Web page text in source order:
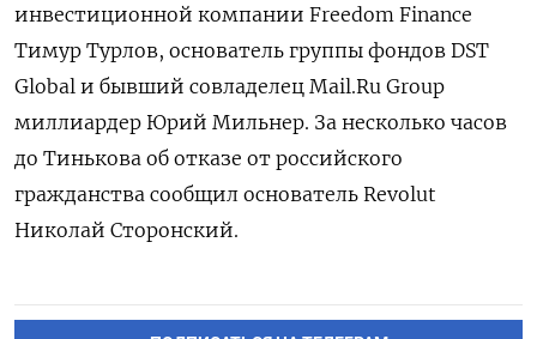
инвестиционной компании Freedom Finance
Тимур Турлов, основатель группы фондов DST
Global и бывший совладелец Mail.Ru Group
миллиардер Юрий Мильнер. За несколько часов
до Тинькова об отказе от российского
гражданства сообщил основатель Revolut
Николай Сторонский.